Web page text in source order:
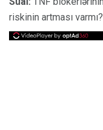
riskinin artması varmı?